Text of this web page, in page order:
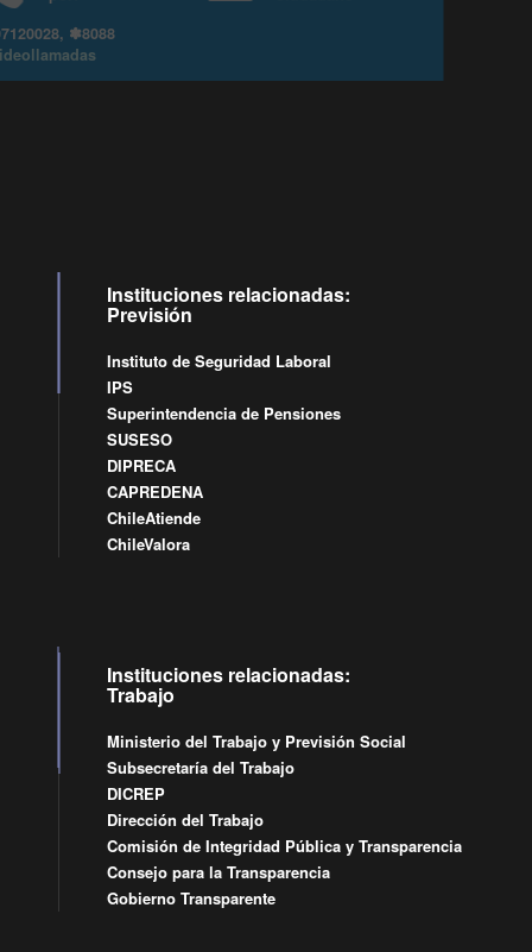
6007120028, ✽8088
yVideollamadas
Instituciones relacionadas:
Previsión
Instituto de Seguridad Laboral
IPS
Superintendencia de Pensiones
SUSESO
DIPRECA
CAPREDENA
ChileAtiende
ChileValora
Instituciones relacionadas:
Trabajo
Ministerio del Trabajo y Previsión Social
Subsecretaría del Trabajo
DICREP
Dirección del Trabajo
Comisión de Integridad Pública y Transparencia
Consejo para la Transparencia
Gobierno Transparente